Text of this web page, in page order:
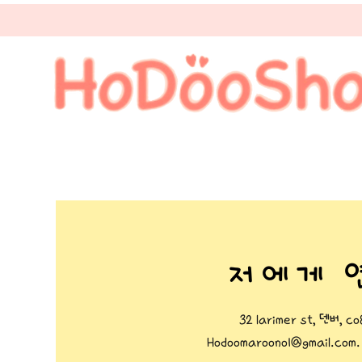
저에게
32 larimer st, 덴버,
Hodoomaroono1@gmail.com